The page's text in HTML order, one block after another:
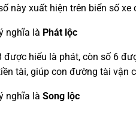
này xuất hiện trên biển số xe
nghĩa là Phát lộc
được hiểu là phát, còn số 6
tài, giúp con đường tài vận
nghĩa là Song lộc